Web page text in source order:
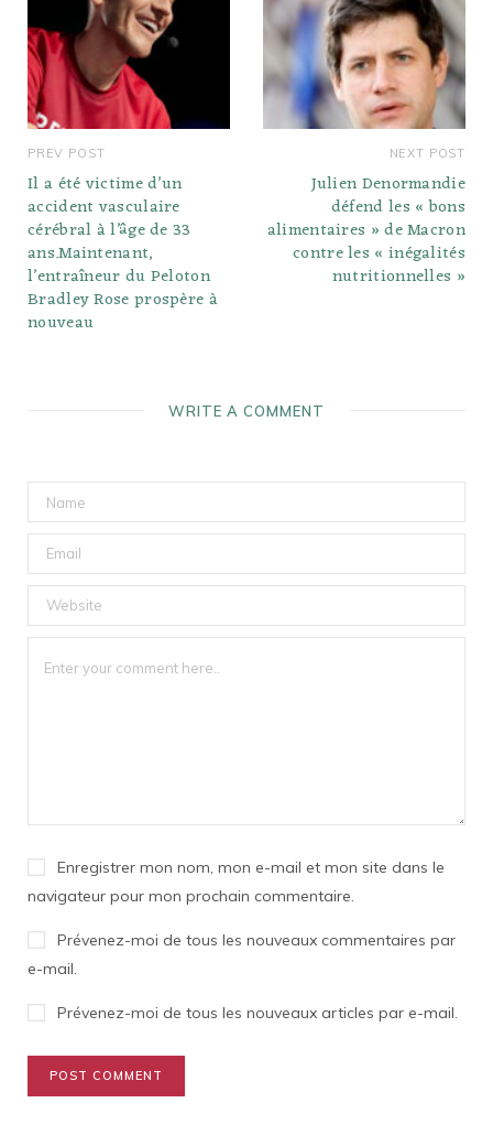
PREV POST
Il a été victime d’un
accident vasculaire
cérébral à l’âge de 33
ans.Maintenant,
l’entraîneur du Peloton
Bradley Rose prospère à
nouveau
NEXT POST
Julien Denormandie
défend les « bons
alimentaires » de Macron
contre les « inégalités
nutritionnelles »
WRITE A COMMENT
Enregistrer mon nom, mon e-mail et mon site dans le
navigateur pour mon prochain commentaire.
Prévenez-moi de tous les nouveaux commentaires par
e-mail.
Prévenez-moi de tous les nouveaux articles par e-mail.